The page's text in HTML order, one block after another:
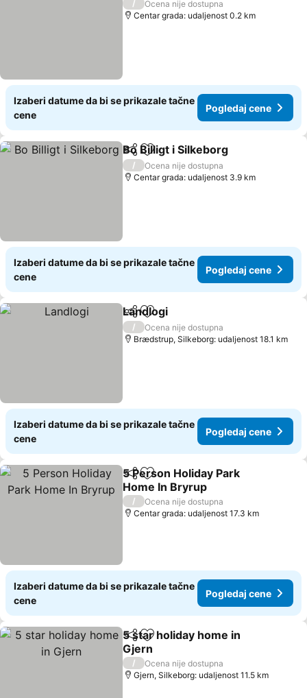
/
Ocena nije dostupna
Centar grada: udaljenost 0.2 km
Izaberi datume da bi se prikazale tačne
cene
Pogledaj cene
Deli Dodati u favorite
Bo Billigt i Silkeborg
/
Ocena nije dostupna
Centar grada: udaljenost 3.9 km
Izaberi datume da bi se prikazale tačne
cene
Pogledaj cene
Deli Dodati u favorite
Landlogi
/
Ocena nije dostupna
Brædstrup, Silkeborg: udaljenost 18.1 km
Izaberi datume da bi se prikazale tačne
cene
Pogledaj cene
Deli Dodati u favorite
5 Person Holiday Park
Home In Bryrup
Pogledaj cene
/
Ocena nije dostupna
Centar grada: udaljenost 17.3 km
Izaberi datume da bi se prikazale tačne
cene
Pogledaj cene
Deli Dodati u favorite
5 star holiday home in
Gjern
Pogledaj cene
/
Ocena nije dostupna
Gjern, Silkeborg: udaljenost 11.5 km